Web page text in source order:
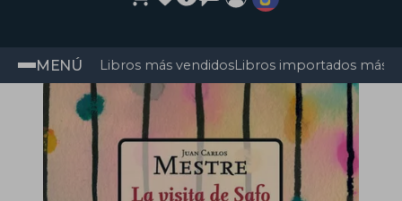
MENÚ Libros más vendidosLibros importados más